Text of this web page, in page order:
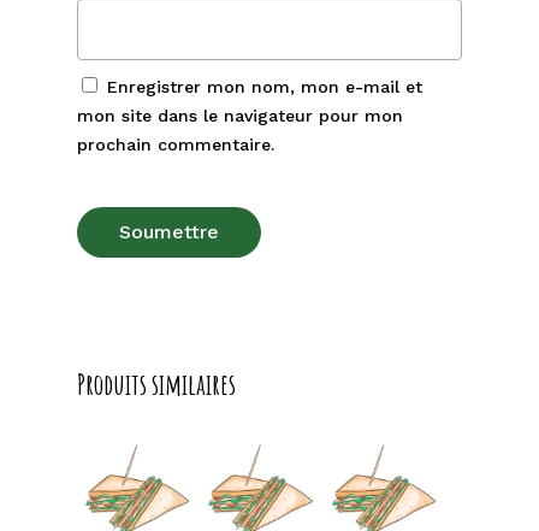
Enregistrer mon nom, mon e-mail et
mon site dans le navigateur pour mon
prochain commentaire.
Produits similaires